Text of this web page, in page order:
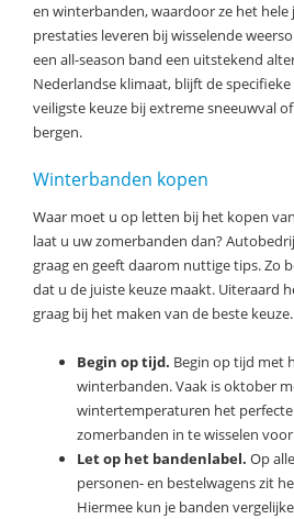
en winterbanden, waardoor ze het hele
prestaties leveren bij wisselende
een all-season band een uitstekend
Nederlandse klimaat, blijft de
veiligste keuze bij extreme sneeuwval
bergen.
Winterbanden kopen
Waar moet u op letten bij het kopen
laat u uw zomerbanden dan?
graag en geeft daarom nuttige tips. Zo
dat u de juiste keuze maakt. Uiteraard
graag bij het maken van de beste keuze.
Begin op tijd. Begin op tijd met
winterbanden. Vaak is oktober
wintertemperaturen het
zomerbanden in te wisselen
Let op het bandenlabel. Op
personen- en bestelwagens zit
Hiermee kun je banden